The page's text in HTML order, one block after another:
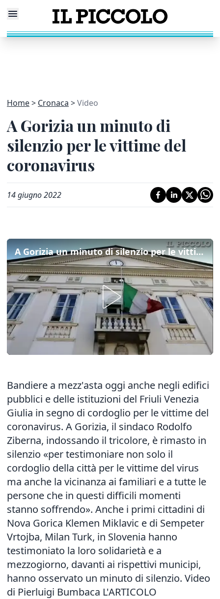
Home Cronaca Video
A Gorizia un minuto di
silenzio per le vittime del
coronavirus
14 giugno 2022
A Gorizia un minuto di silenzio per le vittime del coronavirus
Bandiere a mezz'asta oggi anche negli edifici
pubblici e delle istituzioni del Friuli Venezia
Giulia in segno di cordoglio per le vittime del
coronavirus. A Gorizia, il sindaco Rodolfo
Ziberna, indossando il tricolore, è rimasto in
silenzio «per testimoniare non solo il
cordoglio della città per le vittime del virus
ma anche la vicinanza ai familiari e a tutte le
persone che in questi difficili momenti
stanno soffrendo». Anche i primi cittadini di
Nova Gorica Klemen Miklavic e di Sempeter
Vrtojba, Milan Turk, in Slovenia hanno
testimoniato la loro solidarietà e a
mezzogiorno, davanti ai rispettivi municipi,
hanno osservato un minuto di silenzio. Video
di Pierluigi Bumbaca L'ARTICOLO